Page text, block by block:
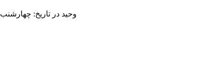
وحید در تاریخ: چهارشنب 14 آذر 1403 ، ساعت 10:09 ب ظ